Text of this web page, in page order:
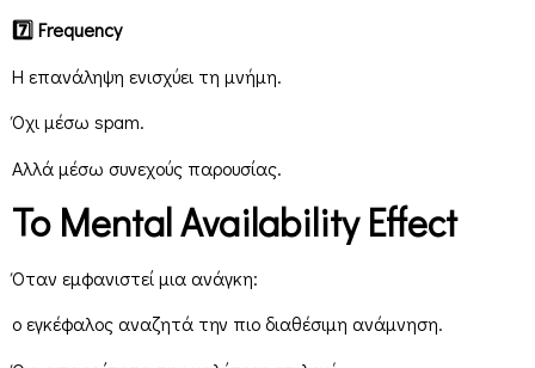
7Frequency
Η επανάληψη ενισχύει τη μνήμη.
Όχι μέσω spam.
Αλλά μέσω συνεχούς παρουσίας.
Το MentalAvailability Effect
Όταν εμφανιστεί μια ανάγκη:
ο εγκέφαλος αναζητά την πιο διαθέσιμη ανάμνηση.